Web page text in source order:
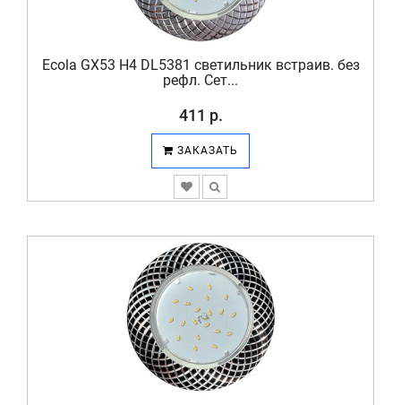
Ecola GX53 H4 DL5381 светильник встраив. без
рефл. Сет...
411 р.
ЗАКАЗАТЬ